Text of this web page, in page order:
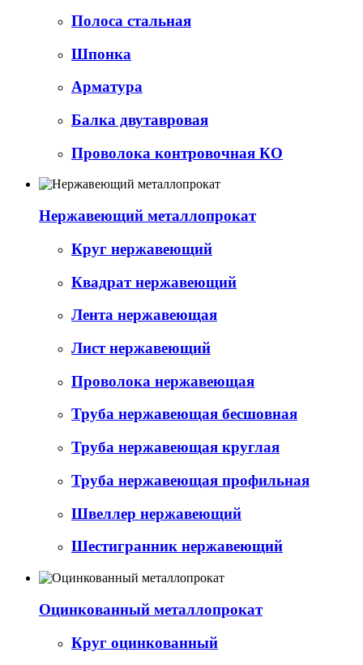
Полоса стальная
Шпонка
Арматура
Балка двутавровая
Проволока контровочная КО
Нержавеющий металлопрокат
Круг нержавеющий
Квадрат нержавеющий
Лента нержавеющая
Лист нержавеющий
Проволока нержавеющая
Труба нержавеющая бесшовная
Труба нержавеющая круглая
Труба нержавеющая профильная
Швеллер нержавеющий
Шестигранник нержавеющий
Оцинкованный металлопрокат
Круг оцинкованный